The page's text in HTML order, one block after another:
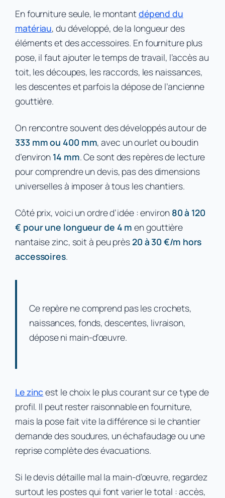
En fourniture seule, le montantdépend du
matériau, du développé, de la longueur des
éléments et des accessoires. En fourniture plus
pose, il faut ajouter le temps de travail, l’accès au
toit, les découpes, les raccords, les naissances,
les descentes et parfois la dépose de l’ancienne
gouttière.
On rencontre souvent des développés autour de
333 mm ou 400 mm, avec un ourlet ou boudin
d’environ 14 mm. Ce sont des repères de lecture
pour comprendre un devis, pas des dimensions
universelles à imposer à tous les chantiers.
Côté prix, voici un ordre d’idée : environ 80 à 120
€ pour une longueur de 4 m en gouttière
nantaise zinc, soit à peu près20 à 30 €/m hors
accessoires.
Ce repère ne comprend pas les crochets,
naissances, fonds, descentes, livraison,
dépose ni main-d’œuvre.
Le zinc est le choix le plus courant sur ce type de
profil. Il peut rester raisonnable en fourniture,
mais la pose fait vite la différence si le chantier
demande des soudures, un échafaudage ou une
reprise complète des évacuations.
Si le devis détaille mal la main-d’œuvre, regardez
surtout les postes qui font varier le total : accès,